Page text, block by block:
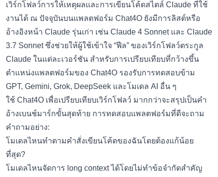
เวิร์กโฟลว์การให้เหตุผลและการเขียนโค้ดสไตล์ Claude ที่ใช้
งานได้ ณ ปัจจุบันบนแพลตฟอร์ม Chat4O ยังมีการลิสต์หรือ
อ้างอิงหน้า Claude รุ่นเก่า เช่น Claude 4 Sonnet และ Claude
3.7 Sonnet ซึ่งช่วยให้ผู้ใช้เข้าใจ “ฟีล” ของเวิร์กโฟลว์ตระกูล
Claude ในแต่ละเวอร์ชัน สำหรับการเปรียบเทียบที่กว้างขึ้น
ตำแหน่งแพลตฟอร์มของ Chat4O รองรับการทดสอบข้าม
GPT, Gemini, Grok, DeepSeek และโมเดล AI อื่น ๆ
ใช้ Chat4O เพื่อเปรียบเทียบเวิร์กโฟลว์ มากกว่าจะสรุปเป็นคำ
อ้างเบนช์มาร์กขั้นสุดท้าย การทดสอบแพลตฟอร์มที่ดีจะถาม
คำถามอย่าง:
โมเดลไหนทำตามคำสั่งเขียนโค้ดของฉันโดยต้องแก้น้อย
ที่สุด?
โมเดลไหนจัดการ long context ได้โดยไม่ทำข้อจำกัดสำคัญ